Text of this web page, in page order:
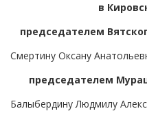
в
председателем
Смертину Оксану
председателем
Балыбердину Людмилу